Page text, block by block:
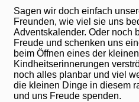
Sagen wir doch einfach
Freunden, wie viel sie uns
Adventskalender. Oder noch
Freude und schenken uns
beim Öffnen eines der
Kindheitserinnerungen
noch alles planbar und viel
die kleinen Dinge in diesem
und uns Freude spenden.